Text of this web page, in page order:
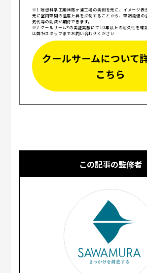
※1 理想科学工業㈱霞ヶ浦工場の実例を元に、イメージ表
元に室内空間の温度上昇を抑制することから、空調設備の
気代等の削減が期待できます。
※2 クールサーム®の実証実験にて10年以上の耐久性を確
は弊社スタッフまでお問い合わせください
クールサームについて
こちら
この記事の監修者